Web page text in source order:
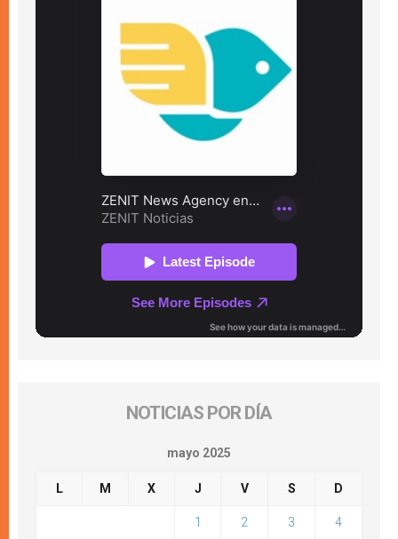
NOTICIAS POR DÍA
mayo 2025
L M X J V S D
1 2 3 4